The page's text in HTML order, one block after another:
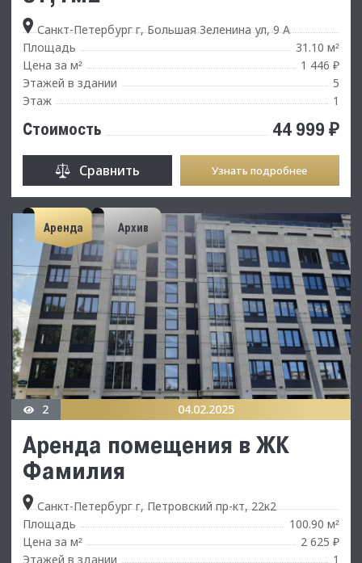
Санкт-Петербург г, Большая Зеленина ул, 9 А
Площадь
31.10 м²
Цена за м²
1 446 ₽
Этажей в здании
5
Этаж
1
Стоимость 44 999 ₽
Сравнить Узнать подробнее
Аренда Архив
2 04.02.2025
Аренда помещения в ЖК
Фамилия
Санкт-Петербург г, Петровский пр-кт, 22к2
Площадь
100.90 м²
Цена за м²
2 625 ₽
Этажей в здании
1